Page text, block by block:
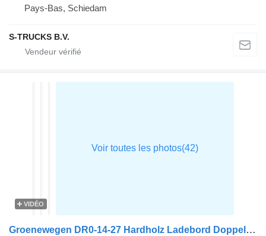
Pays-Bas, Schiedam
S-TRUCKS B.V.
VIDÉO
Groenewegen DR0-14-27 Hardholz Ladebord Doppelstock Tailgate